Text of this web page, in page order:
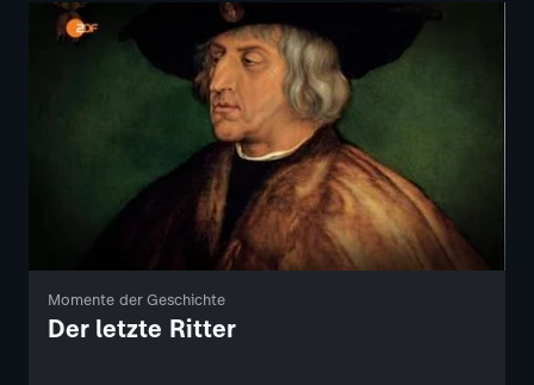
Momente der Geschichte
Der letzte Ritter